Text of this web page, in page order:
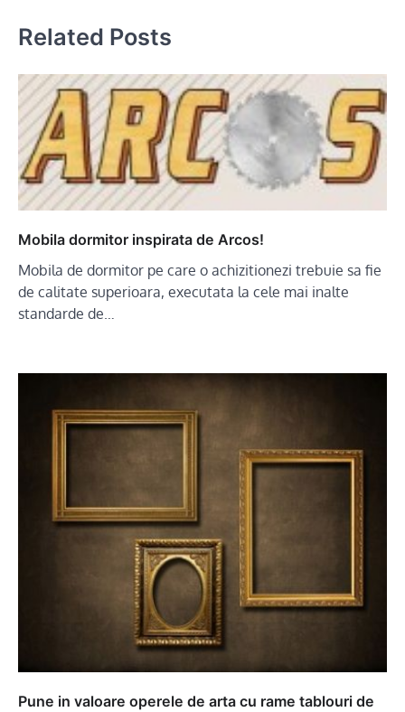
Related Posts
Mobila dormitor inspirata de Arcos!
Mobila de dormitor pe care o achizitionezi trebuie sa fie
de calitate superioara, executata la cele mai inalte
standarde de…
Pune in valoare operele de arta cu rame tablouri de